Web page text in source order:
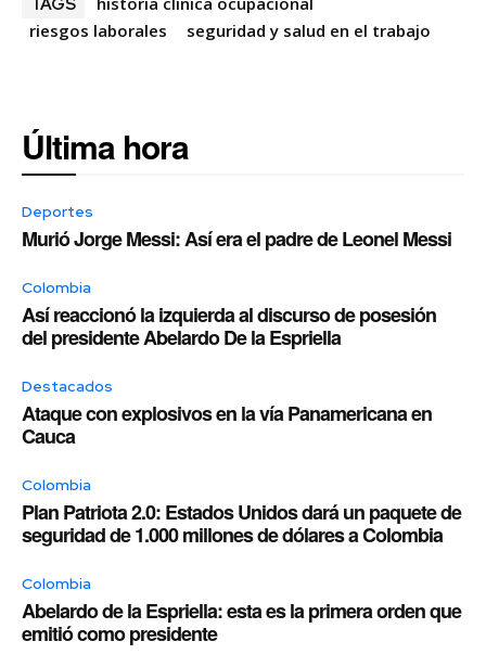
TAGS
riesgos laborales
seguridad y salud en el trabajo
Última hora
Deportes
Murió Jorge Messi: Así era el padre de Leonel Messi
Colombia
Así reaccionó la izquierda al discurso de posesión
del presidente Abelardo De la Espriella
Destacados
Ataque con explosivos en la vía Panamericana en
Cauca
Colombia
Plan Patriota 2.0: Estados Unidos dará un paquete de
seguridad de 1.000 millones de dólares a Colombia
Colombia
Abelardo de la Espriella: esta es la primera orden que
emitió como presidente